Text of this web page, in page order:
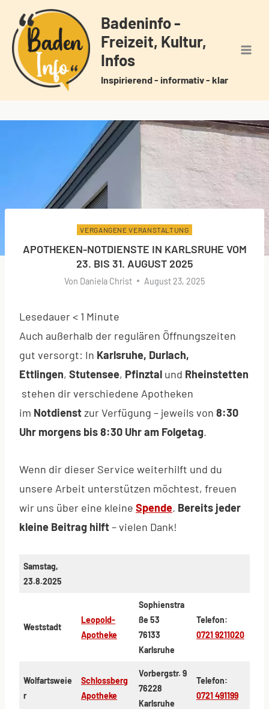
Inhalt
springen
Badeninfo -
Freizeit, Kultur,
Infos
Inspirierend - informativ - klar
VERGANGENE VERANSTALTUNG
APOTHEKEN-NOTDIENSTE IN KARLSRUHE VOM
23. BIS 31. AUGUST 2025
Von Daniela Christ August 23, 2025
Lesedauer< 1 Minute
Auch außerhalb der regulären Öffnungszeiten
gut versorgt: In Karlsruhe, Durlach,
Ettlingen, Stutensee, Pfinztal und Rheinstetten
stehen dir verschiedene Apotheken
im Notdienstzur Verfügung – jeweils von 8:30
Uhr morgens bis 8:30 Uhr am Folgetag.
Wenn dir dieser Service weiterhilft und du
unsere Arbeit unterstützen möchtest, freuen
wir uns über eine kleine Spende. Bereits jeder
kleine Beitrag hilft– vielen Dank!
Samstag,
23.8.2025
Weststadt
Leopold-
Apotheke
Sophienstra
ße 53
76133
Karlsruhe
Telefon:
0721 9211020
Wolfartsweie
r
Schlossberg
Apotheke
Vorbergstr. 9
76228
Karlsruhe
Telefon:
0721 491199